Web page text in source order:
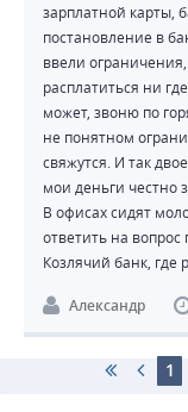
зарплатной карты,
постановление в
ввели ограничения,
расплатиться ни
может, звоню по
не понятном
свяжутся. И так
мои деньги честно
В офисах сидят
ответить на
Козлячий банк, где
Александр
1